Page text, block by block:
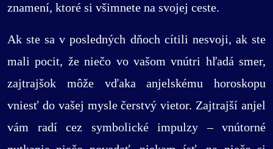
znamení, ktoré si všimnete na svojej ceste.
Ak ste sa v posledných dňoch cítili nesvoji, ak ste
mali pocit, že niečo vo vašom vnútri hľadá smer,
zajtrajšok môže vďaka anjelskému horoskopu
vniesť do vašej mysle čerstvý vietor. Zajtrajší anjel
vám radí cez symbolické impulzy – vnútorné